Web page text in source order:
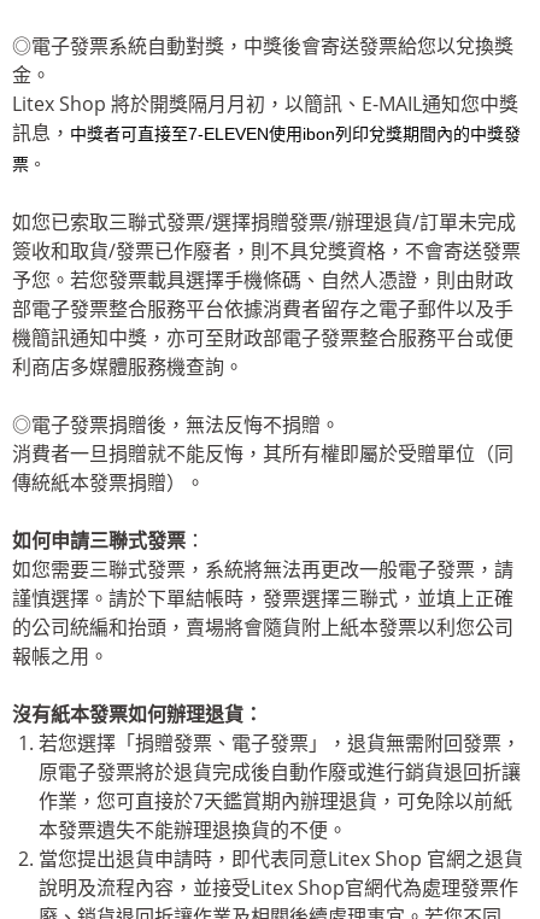
◎電子發票系統自動對獎，中獎後會寄送發票給您以兌換獎
金。
Litex Shop 將於開獎隔月月初，以簡訊、E-MAIL通知您中獎
訊息， 中獎者可直接至7-ELEVEN使用ibon列印兌獎期間內的中獎發
票 。
如您已索取三聯式發票/選擇捐贈發票/辦理退貨/訂單未完成
簽收和取貨/發票已作廢者，則不具兌獎資格，不會寄送發票
予您。若您發票載具選擇手機條碼、自然人憑證，則由財政
部電子發票整合服務平台依據消費者留存之電子郵件以及手
機簡訊通知中獎，亦可至財政部電子發票整合服務平台或便
利商店多媒體服務機查詢。
◎電子發票捐贈後，無法反悔不捐贈。
消費者一旦捐贈就不能反悔，其所有權即屬於受贈單位（同
傳統紙本發票捐贈）。
如何申請三聯式發票 ：
如您需要三聯式發票，系統將無法再更改一般電子發票，請
謹慎選擇。請於下單結帳時，發票選擇三聯式，並填上正確
的公司統編和抬頭，賣場將會隨貨附上紙本發票以利您公司
報帳之用。
沒有紙本發票如何辦理退貨：
若您選擇「捐贈發票、電子發票」，退貨無需附回發票，
原電子發票將於退貨完成後自動作廢或進行銷貨退回折讓
作業，您可直接於7天鑑賞期內辦理退貨，可免除以前紙
本發票遺失不能辦理退換貨的不便。
當您提出退貨申請時，即代表同意Litex Shop 官網之退貨
說明及流程內容，並接受Litex Shop官網代為處理發票作